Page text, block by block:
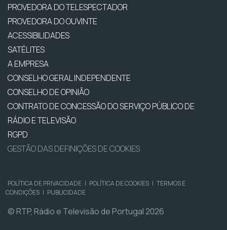
PROVEDORA DO TELESPECTADOR
PROVEDORA DO OUVINTE
ACESSIBILIDADES
SATÉLITES
A EMPRESA
CONSELHO GERAL INDEPENDENTE
CONSELHO DE OPINIÃO
CONTRATO DE CONCESSÃO DO SERVIÇO PÚBLICO DE
RÁDIO E TELEVISÃO
RGPD
GESTÃO DAS DEFINIÇÕES DE COOKIES
POLÍTICA DE PRIVACIDADE | POLÍTICA DE COOKIES | TERMOS E
CONDIÇÕES | PUBLICIDADE
© RTP, Rádio e Televisão de Portugal 2026